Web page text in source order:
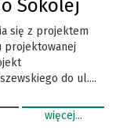
Sokolej
się z projektem
projektowanej
do ul....
więcej...